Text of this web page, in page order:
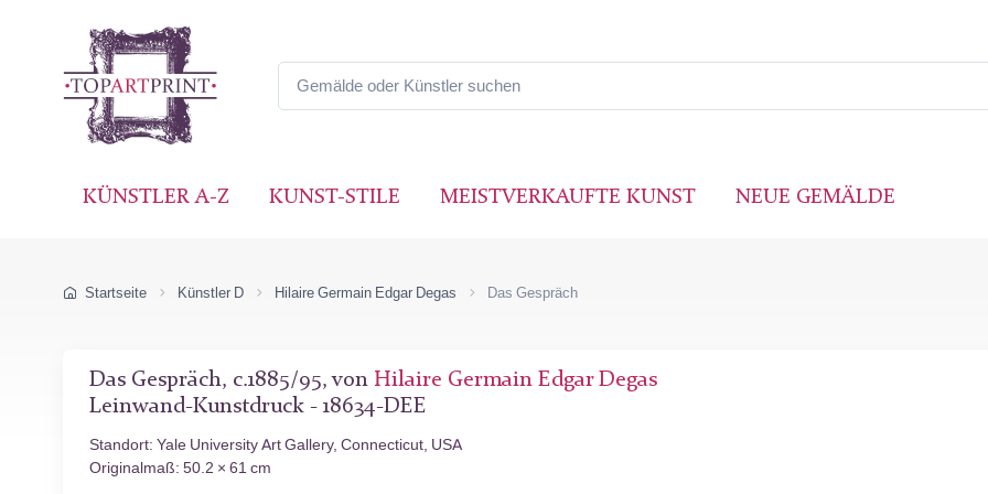
KÜNSTLER A-Z KUNST-STILE MEISTVERKAUFTE KUNST NEUE GEMÄLDE
Startseite Künstler D Hilaire Germain Edgar Degas Das Gespräch
Das Gespräch, c.1885/95, von Hilaire Germain Edgar Degas
Leinwand-Kunstdruck - 18634-DEE
Standort: Yale University Art Gallery, Connecticut, USA
Originalmaß: 50.2 × 61 cm